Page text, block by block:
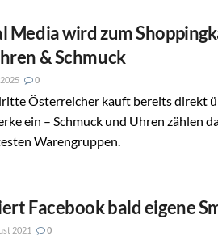
Media wird zum
& Schmuck
0
Österreicher kauft bereits direkt
ein – Schmuck und Uhren zählen
Warengruppen.
Facebook bald eigene
2021 0